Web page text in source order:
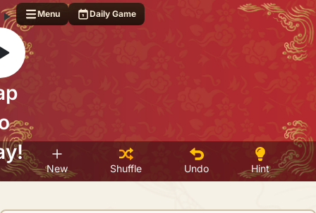
Daily Game
Menu
New Shuffle Undo Hint